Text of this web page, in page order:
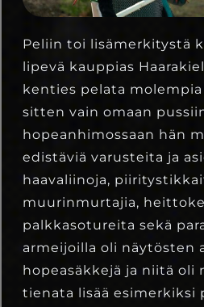
Peliin toi lisämerkitystä
lipevä kauppias
kenties pelata
sitten vain omaan
hopeanhimossaan hän
edistäviä varusteita ja
haavaliinoja,
muurinmurtajia,
palkkasotureita sekä
armeijoilla oli näytösten
hopeasäkkejä ja niitä oli
tienata lisää esimerkiksi